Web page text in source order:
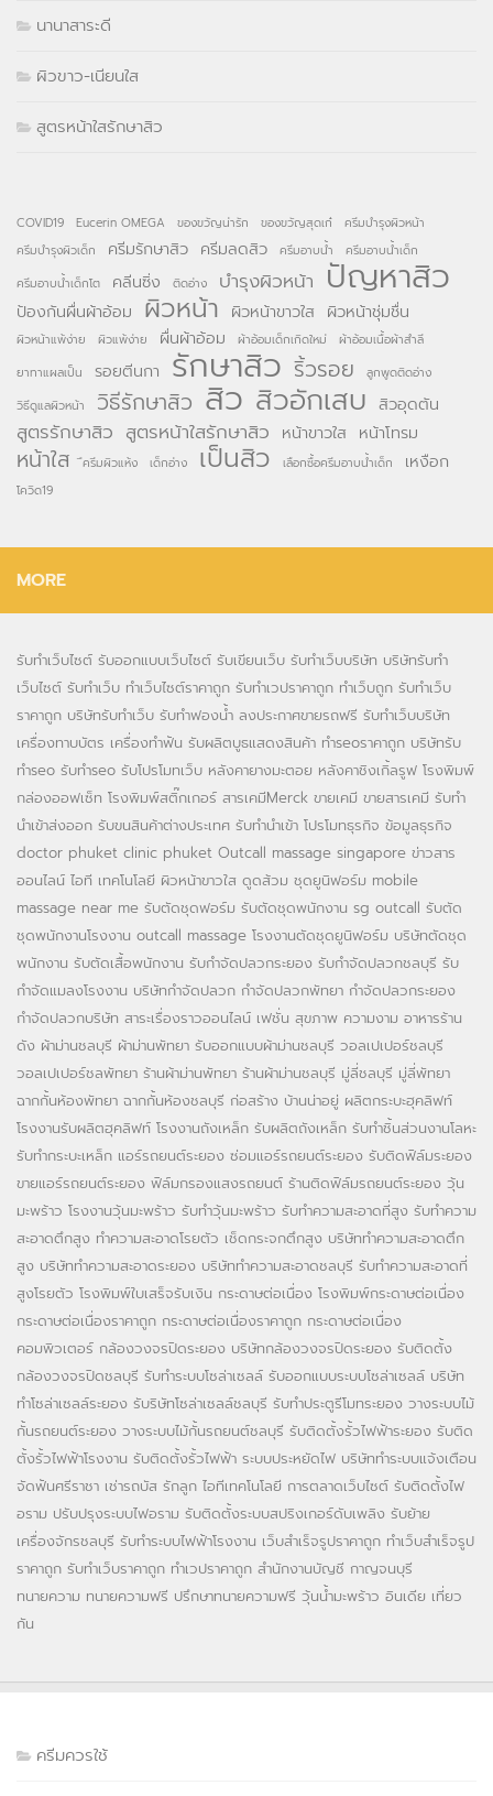
นานาสาระดี
ผิวขาว-เนียนใส
สูตรหน้าใสรักษาสิว
COVID19 Eucerin OMEGA ของขวัญน่ารัก ของขวัญสุดเก๋
ครีมบำรุงผิวหน้า
ครีมบำรุงผิวเด็ก
ครีมรักษาสิว ครีมลดสิว ครีมอาบน้ำ
ครีมอาบน้ำเด็ก
ครีมอาบน้ำเด็กโต
คลีนซิ่ง ติดอ่าง บำรุงผิวหน้า ปัญหาสิว
ป้องกันผื่นผ้าอ้อม ผิวหน้า ผิวหน้าขาวใส ผิวหน้าชุ่มชื่น
ผิวหน้าแพ้ง่าย ผิวแพ้ง่าย ผื่นผ้าอ้อม ผ้าอ้อมเด็กเกิดใหม่
ผ้าอ้อมเนื้อผ้าสำลี
ยาทาแผลเป็น
รอยตีนกา รักษาสิว ริ้วรอย
ลูกพูดติดอ่าง
วิธีดูแลผิวหน้า
วิธีรักษาสิว สิว สิวอักเสบ สิวอุดตัน
สูตรรักษาสิว สูตรหน้าใสรักษาสิว หน้าขาวใส หน้าโทรม
หน้าใส ึครีมผิวแห้ง เด็กอ่าง เป็นสิว เลือกซื้อครีมอาบน้ำเด็ก เหงือก
โควิด19
MORE
รับทำเว็บไซต์ รับออกแบบเว็บไซต์ รับเขียนเว็บ รับทำเว็บบริษัท บริษัทรับทำ
เว็บไซต์ รับทำเว็บ ทำเว็บไซต์ราคาถูก รับทำเวปราคาถูก ทำเว็บถูก รับทำเว็บ
ราคาถูก บริษัทรับทำเว็บ รับทำฟองน้ำ ลงประกาศขายรถฟรี รับทำเว็บบริษัท
เครื่องทาบบัตร เครื่องทำฟัน รับผลิตบูธแสดงสินค้า ทำseoราคาถูก บริษัทรับ
ทำseo รับทำseo รับโปรโมทเว็บ หลังคายางมะตอย หลังคาชิงเกิ้ลรูฟ โรงพิมพ์
กล่องออฟเซ็ท โรงพิมพ์สติ๊กเกอร์ สารเคมีMerck ขายเคมี ขายสารเคมี รับทำ
นำเข้าส่งออก รับขนสินค้าต่างประเทศ รับทำนำเข้า โปรโมทธุรกิจ ข้อมูลธุรกิจ
doctor phuket clinic phuket Outcall massage singapore ข่าวสาร
ออนไลน์ ไอที เทคโนโลยี ผิวหน้าขาวใส ดูดส้วม ชุดยูนิฟอร์ม mobile
massage near me รับตัดชุดฟอร์ม รับตัดชุดพนักงาน sg outcall รับตัด
ชุดพนักงานโรงงาน outcall massage โรงงานตัดชุดยูนิฟอร์ม บริษัทตัดชุด
พนักงาน รับตัดเสื้อพนักงาน รับกำจัดปลวกระยอง รับกำจัดปลวกชลบุรี รับ
กำจัดแมลงโรงงาน บริษัทกำจัดปลวก กำจัดปลวกพัทยา กำจัดปลวกระยอง
กำจัดปลวกบริษัท สาระเรื่องราวออนไลน์ เฟชั่น สุขภาพ ความงาม อาหารร้าน
ดัง ผ้าม่านชลบุรี ผ้าม่านพัทยา รับออกแบบผ้าม่านชลบุรี วอลเปเปอร์ชลบุรี
วอลเปเปอร์ชลพัทยา ร้านผ้าม่านพัทยา ร้านผ้าม่านชลบุรี มู่ลี่ชลบุรี มู่ลี่พัทยา
ฉากกั้นห้องพัทยา ฉากกั้นห้องชลบุรี ก่อสร้าง บ้านน่าอยู่ ผลิตกระบะฮุคลิฟท์
โรงงานรับผลิตฮุคลิฟท์ โรงงานถังเหล็ก รับผลิตถังเหล็ก รับทำชิ้นส่วนงานโลหะ
รับทำกระบะเหล็ก แอร์รถยนต์ระยอง ซ่อมแอร์รถยนต์ระยอง รับติดฟิล์มระยอง
ขายแอร์รถยนต์ระยอง ฟิล์มกรองแสงรถยนต์ ร้านติดฟิล์มรถยนต์ระยอง วุ้น
มะพร้าว โรงงานวุ้นมะพร้าว รับทำวุ้นมะพร้าว รับทำความสะอาดที่สูง รับทำความ
สะอาดตึกสูง ทำความสะอาดโรยตัว เช็ดกระจกตึกสูง บริษัททำความสะอาดตึก
สูง บริษัททำความสะอาดระยอง บริษัททำความสะอาดชลบุรี รับทำความสะอาดที่
สูงโรยตัว โรงพิมพ์ใบเสร็จรับเงิน กระดาษต่อเนื่อง โรงพิมพ์กระดาษต่อเนื่อง
กระดาษต่อเนื่องราคาถูก กระดาษต่อเนื่องราคาถูก กระดาษต่อเนื่อง
คอมพิวเตอร์ กล้องวงจรปิดระยอง บริษัทกล้องวงจรปิดระยอง รับติดตั้ง
กล้องวงจรปิดชลบุรี รับทำระบบโซล่าเซลล์ รับออกแบบระบบโซล่าเซลล์ บริษัท
ทำโซล่าเซลล์ระยอง รับริษัทโซล่าเซลล์ชลบุรี รับทำประตูรีโมทระยอง วางระบบไม้
กั้นรถยนต์ระยอง วางระบบไม้กั้นรถยนต์ชลบุรี รับติดตั้งรั้วไฟฟ้าระยอง รับติด
ตั้งรั้วไฟฟ้าโรงงาน รับติดตั้งรั้วไฟฟ้า ระบบประหยัดไฟ บริษัททำระบบแจ้งเตือน
จัดฟันศรีราชา เช่ารถบัส รักลูก ไอทีเทคโนโลยี การตลาดเว็บไซต์ รับติดตั้งไฟ
อราม ปรับปรุงระบบไฟอราม รับติดตั้งระบบสปริงเกอร์ดับเพลิง รับย้าย
เครื่องจักรชลบุรี รับทำระบบไฟฟ้าโรงงาน เว็บสำเร็จรูปราคาถูก ทำเว็บสำเร็จรูป
ราคาถูก รับทำเว็บราคาถูก ทำเวปราคาถูก สำนักงานบัญชี กาญจนบุรี
ทนายความ ทนายความฟรี ปรึกษาทนายความฟรี วุ้นน้ำมะพร้าว อินเดีย เที่ยว
กัน
ครีมควรใช้